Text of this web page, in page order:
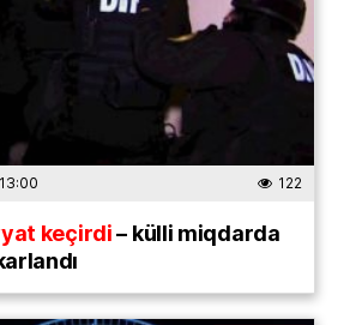
122
keçirdi– külli miqdarda